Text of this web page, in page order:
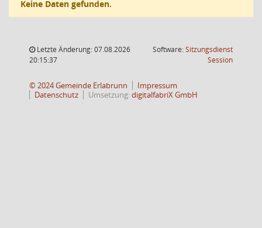
Keine Daten gefunden.
Letzte Änderung: 07.08.2026
20:15:37
Software:Sitzungsdienst
Session(Wird in
© 2024 Gemeinde Erlabrunn
Impressum
Datenschutz
Umsetzung:digitalfabriX GmbH